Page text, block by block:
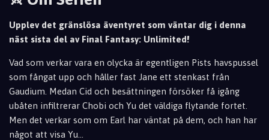
Upplev det gränslösa äventyret som väntar dig i denna
näst sista del av Final Fantasy: Unlimited!
Vad som verkar vara en olycka är egentligen Pists havspussel
som fångat upp och håller fast Jane ett stenkast från
Gaudium. Medan Cid och besättningen försöker få igång
ubåten infiltrerar Chobi och Yu det väldiga flytande fortet.
Men det verkar som om Earl har väntat på dem, och han har
något att visa Yu...